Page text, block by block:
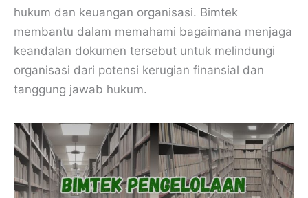
hukum dan keuangan organisasi. Bimtek
membantu dalam memahami bagaimana menjaga
keandalan dokumen tersebut untuk melindungi
organisasi dari potensi kerugian finansial dan
tanggung jawab hukum.